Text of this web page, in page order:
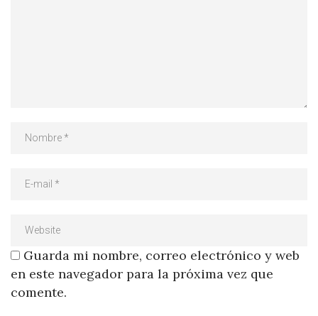
Guarda mi nombre, correo electrónico y web
en este navegador para la próxima vez que
comente.